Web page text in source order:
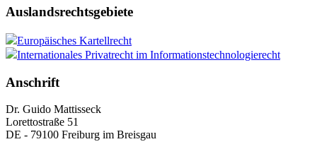
Auslandsrechtsgebiete
Europäisches Kartellrecht
Internationales Privatrecht im Informationstechnologierecht
Anschrift
Dr. Guido Mattisseck
Lorettostraße 51
DE - 79100 Freiburg im Breisgau